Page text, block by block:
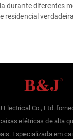
durante diferentes
residencial
Electrical Co., Ltd.
elétricas de alta
Especializada em